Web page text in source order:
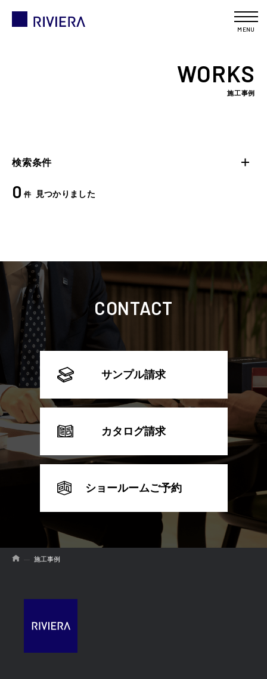
MENU
WORKS
施工事例
0 件 見つかりました
検索条件
CONTACT
サンプル請求
カタログ請求
ショールームご予約
施工事例